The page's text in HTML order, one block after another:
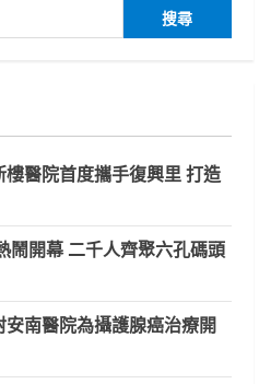
醫院首度攜手復興里 打造
鬧開幕 二千人齊聚六孔碼頭
安南醫院為攝護腺癌治療開